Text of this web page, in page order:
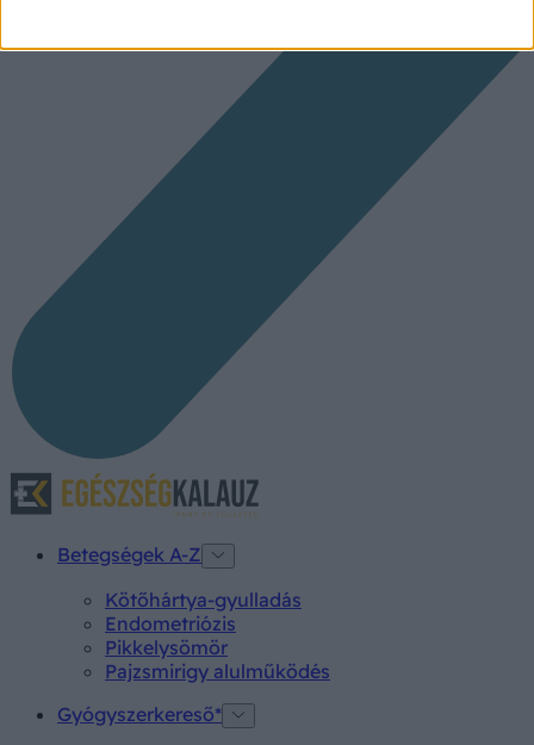
Betegségek A-Z
Kötőhártya-gyulladás
Endometriózis
Pikkelysömör
Pajzsmirigy alulműködés
Gyógyszerkereső*